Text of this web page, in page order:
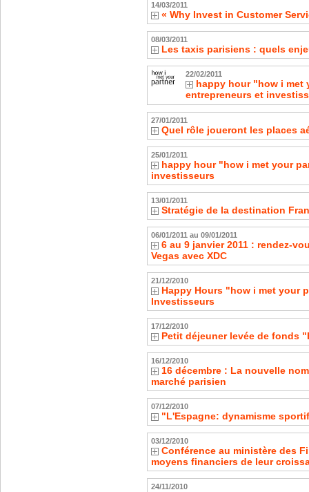
14/03/2011
« Why Invest in Customer
08/03/2011
Les taxis parisiens : quels
22/02/2011
happy hour "how i met
entrepreneurs et
27/01/2011
Quel rôle joueront les places
25/01/2011
happy hour "how i met your
investisseurs
13/01/2011
Stratégie de la destination
06/01/2011 au 09/01/2011
6 au 9 janvier 2011 : rendez-
Vegas avec XDC
21/12/2010
Happy Hours "how i met your
Investisseurs
17/12/2010
Petit déjeuner levée de fonds
16/12/2010
16 décembre : La nouvelle
marché parisien
07/12/2010
"L'Espagne: dynamisme
03/12/2010
Conférence au ministère des
moyens financiers de leur
24/11/2010